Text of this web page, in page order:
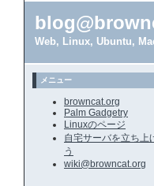
Web, Linux, Ubuntu,
メニュー
browncat.org
Palm Gadgetry
Linuxのページ
自宅サーバを立ち上
う
wiki@browncat.org